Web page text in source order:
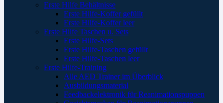
Erste Hilfe Behältnisse
Erste Hilfe-Koffer gefüllt
Erste Hilfe-Koffer leer
Erste Hilfe Taschen u. Sets
Erste Hilfe-Sets
Erste Hilfe-Taschen gefüllt
Erste Hilfe-Taschen leer
Erste Hilfe-Training
Alle AED Trainer im Überblick
Ausbildungsmaterial
Feedbackelektronik für Reanimationspuppen